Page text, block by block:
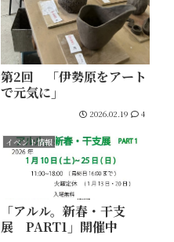
第2回 「伊勢原をアート
で元気に」
2026.02.19 4
イベント情報
「アルル。新春・干支
展 PART1」開催中